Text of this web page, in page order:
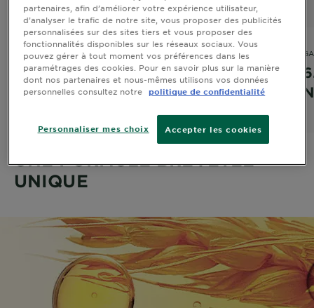
GARNIER BELLE COLOR
83 – Blond Clair Doré Naturel
4 sur 5 étoiles basé sur les avis
VOIR TOUS LES AVIS
UNE FORMULE BREVETÉE
UNIQUE
partenaires, afin d’améliorer votre expérience utilisateur,
d’analyser le trafic de notre site, vous proposer des publicités
personnalisées sur des sites tiers et vous proposer des
fonctionnalités disponibles sur les réseaux sociaux. Vous
pouvez gérer à tout moment vos préférences dans les
paramétrages des cookies. Pour en savoir plus sur la manière
dont nos partenaires et nous-mêmes utilisons vos données
personnelles consultez notre
politique de confidentialité
Accepter les cookies
Personnaliser mes choix